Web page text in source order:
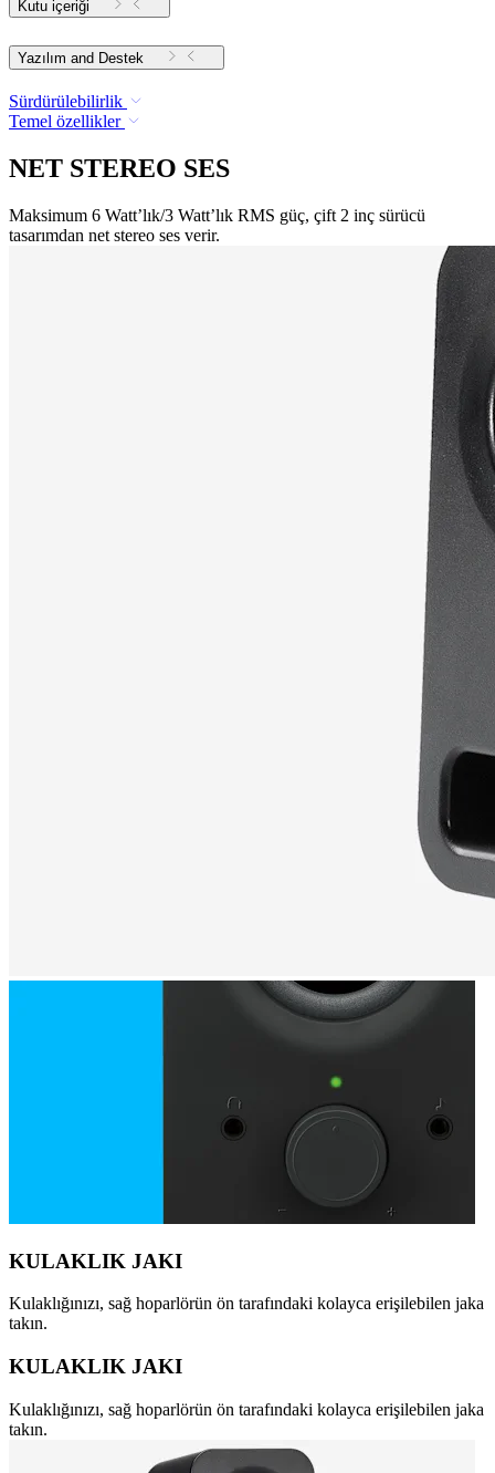
Kutu içeriği
Yazılım and Destek
Sürdürülebilirlik
Temel özellikler
NET STEREO SES
Maksimum 6 Watt’lık/3 Watt’lık RMS güç, çift 2 inç sürücü
tasarımdan net stereo ses verir.
KULAKLIK JAKI
Kulaklığınızı, sağ hoparlörün ön tarafındaki kolayca erişilebilen jaka
takın.
KULAKLIK JAKI
Kulaklığınızı, sağ hoparlörün ön tarafındaki kolayca erişilebilen jaka
takın.